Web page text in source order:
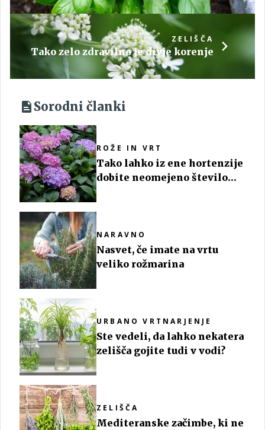
ZELIŠČA
Tako zelo zdravilno je divje korenje
Sorodni članki
ROŽE IN VRT
Tako lahko iz ene hortenzije
dobite neomejeno število
NARAVNO
Nasvet, če imate na vrtu
veliko rožmarina
URBANO VRTNARJENJE
Ste vedeli, da lahko nekatera
zelišča gojite tudi v vodi?
ZELIŠČA
Mediteranske začimbe, ki ne